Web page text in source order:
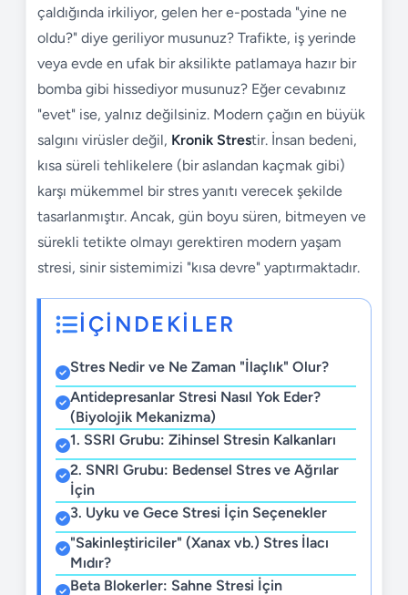
çaldığında irkiliyor, gelen her e-postada "yine ne
oldu?" diye geriliyor musunuz? Trafikte, iş yerinde
veya evde en ufak bir aksilikte patlamaya hazır bir
bomba gibi hissediyor musunuz? Eğer cevabınız
"evet" ise, yalnız değilsiniz. Modern çağın en büyük
salgını virüsler değil, Kronik Strestir. İnsan bedeni,
kısa süreli tehlikelere (bir aslandan kaçmak gibi)
karşı mükemmel bir stres yanıtı verecek şekilde
tasarlanmıştır. Ancak, gün boyu süren, bitmeyen ve
sürekli tetikte olmayı gerektiren modern yaşam
stresi, sinir sistemimizi "kısa devre" yaptırmaktadır.
İÇİNDEKİLER
Stres Nedir ve Ne Zaman "İlaçlık" Olur?
Antidepresanlar Stresi Nasıl Yok Eder?
(Biyolojik Mekanizma)
1. SSRI Grubu: Zihinsel Stresin Kalkanları
2. SNRI Grubu: Bedensel Stres ve Ağrılar
İçin
3. Uyku ve Gece Stresi İçin Seçenekler
"Sakinleştiriciler" (Xanax vb.) Stres İlacı
Mıdır?
Beta Blokerler: Sahne Stresi İçin